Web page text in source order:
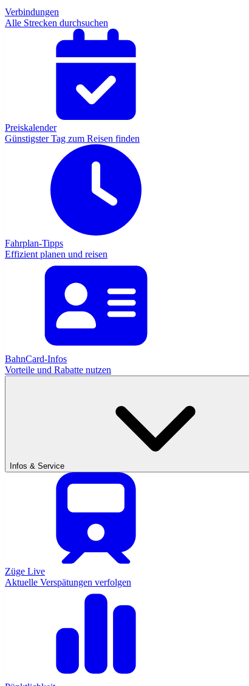
Verbindungen
Alle Strecken durchsuchen
Preiskalender
Günstigster Tag zum Reisen finden
Fahrplan-Tipps
Effizient planen und reisen
BahnCard-Infos
Vorteile und Rabatte nutzen
Infos & Service
Züge Live
Aktuelle Verspätungen verfolgen